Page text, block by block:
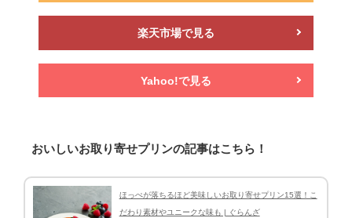
楽天市場で見る
Yahoo!で見る
おいしいお取り寄せプリンの記事はこちら！
ほっぺが落ちるほど美味しいお取り寄せプリン15選！こ
だわり素材やユニークな味も | ぐらんざ